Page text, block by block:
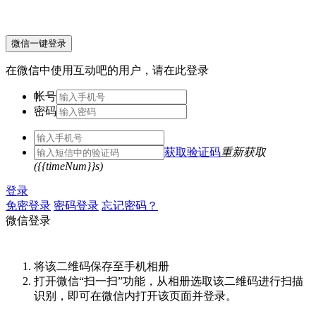
微信一键登录
在微信中使用互动吧的用户，请在此登录
帐号
密码
获取验证码重新获取
({{timeNum}}s)
登录
免密登录 密码登录 忘记密码？
微信登录
将该二维码保存至手机相册
打开微信“扫一扫”功能，从相册选取该二维码进行扫描
识别，即可在微信内打开该页面并登录。